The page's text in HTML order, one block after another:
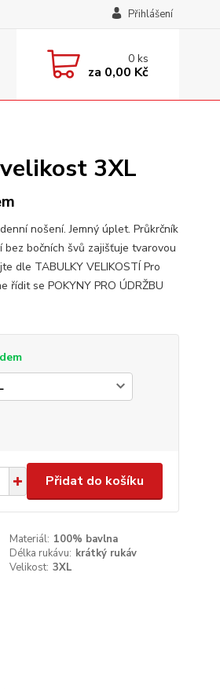
Přihlášení
0ks
za 0,00 Kč
3XL
nošení. Jemný úplet. Průkrčník
bočních švů zajišťuje tvarovou
dle TABULKY VELIKOSTÍ Pro
řídit se POKYNY PRO ÚDRŽBU
Přidat do košíku
Materiál: 100% bavlna
Délka rukávu: krátký rukáv
Velikost: 3XL